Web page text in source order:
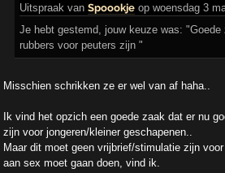
Uitspraak vanSpoookje op woensdag 3
Je hebt gestemd, jouw keuze was: "Goede
rubbers voor peuters zijn "
Misschien schrikken ze er wel van af haha..
Ik vind het opzich een goede zaak dat er nu
zijn voor jongeren/kleiner geschapenen..
Maar dit moet geen vrijbrief/stimulatie zijn
aan sex moet gaan doen, vind ik.